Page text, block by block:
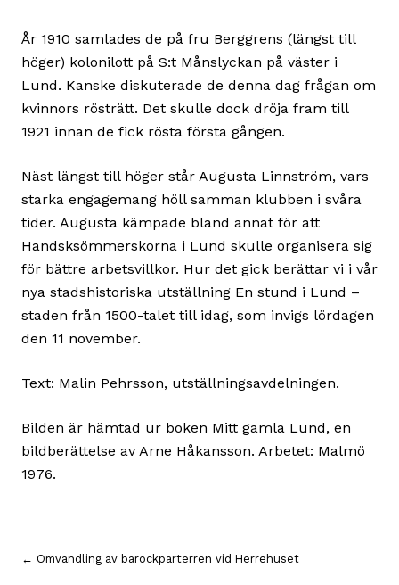
År 1910 samlades de på fru Berggrens (längst till
höger) kolonilott på S:t Månslyckan på väster i
Lund. Kanske diskuterade de denna dag frågan om
kvinnors rösträtt. Det skulle dock dröja fram till
1921 innan de fick rösta första gången.
Näst längst till höger står Augusta Linnström, vars
starka engagemang höll samman klubben i svåra
tider. Augusta kämpade bland annat för att
Handsksömmerskorna i Lund skulle organisera sig
för bättre arbetsvillkor. Hur det gick berättar vi i vår
nya stadshistoriska utställning En stund i Lund –
staden från 1500-talet till idag, som invigs lördagen
den 11 november.
Text: Malin Pehrsson, utställningsavdelningen.
Bilden är hämtad ur boken Mitt gamla Lund, en
bildberättelse av Arne Håkansson. Arbetet: Malmö
1976.
Inläggsnavigering
← Omvandling av barockparterren vid Herrehuset